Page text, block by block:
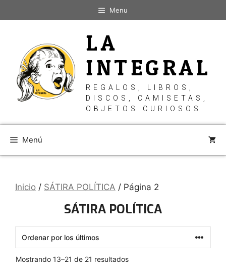
al
Menu
LA
INTEGRAL
REGALOS, LIBROS,
DISCOS, CAMISETAS,
OBJETOS CURIOSOS
Menú
Inicio / SÁTIRA POLÍTICA / Página 2
SÁTIRA POLÍTICA
Mostrando 13–21 de 21 resultadosOrdenado